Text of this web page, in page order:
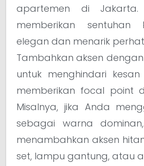
apartemen di Jakarta.
memberikan sentuhan
elegan dan menarik
Tambahkan aksen
untuk menghindari
memberikan focal point
Misalnya, jika Anda
sebagai warna
menambahkan aksen
set, lampu gantung, atau